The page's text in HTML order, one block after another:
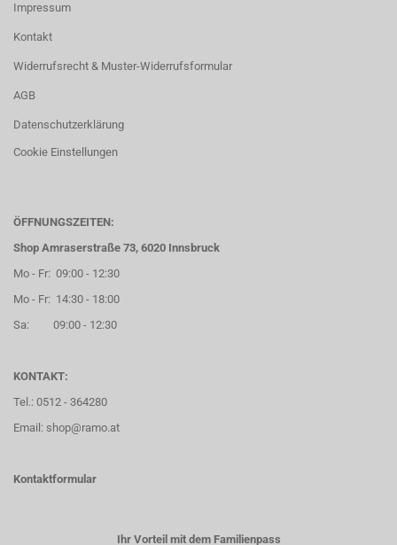
Impressum
Kontakt
Widerrufsrecht & Muster-Widerrufsformular
AGB
Datenschutzerklärung
Cookie Einstellungen
ÖFFNUNGSZEITEN:
Shop Amraserstraße 73, 6020 Innsbruck
Mo - Fr: 09:00 - 12:30
Mo - Fr: 14:30 - 18:00
Sa: 09:00 - 12:30
KONTAKT:
Tel.: 0512 - 364280
Email: shop@ramo.at
Kontaktformular
Ihr Vorteil mit dem Familienpass